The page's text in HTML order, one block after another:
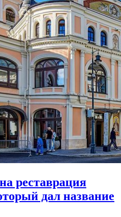
реставрация
дал название